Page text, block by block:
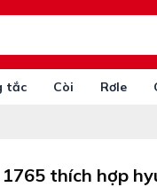
tắc Còi Rơle
thích hợp